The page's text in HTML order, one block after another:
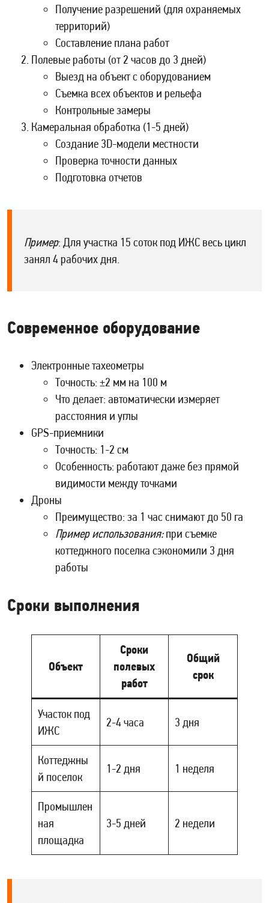
Получение разрешений (для охраняемых
территорий)
Составление плана работ
Полевые работы (от 2 часов до 3 дней)
Выезд на объект с оборудованием
Съемка всех объектов и рельефа
Контрольные замеры
Камеральная обработка (1-5 дней)
Создание 3D-модели местности
Проверка точности данных
Подготовка отчетов
Пример: Для участка 15 соток под ИЖС весь цикл
занял 4 рабочих дня.
Современное оборудование
Электронные тахеометры
Точность: ±2 мм на 100 м
Что делает: автоматически измеряет
расстояния и углы
GPS-приемники
Точность: 1-2 см
Особенность: работают даже без прямой
видимости между точками
Дроны
Преимущество: за 1 час снимают до 50 га
Пример использования:при съемке
коттеджного поселка сэкономили 3 дня
работы
Сроки выполнения
Объект
Сроки
полевых
работ
Общий
срок
Участок под
ИЖС
2-4 часа 3 дня
Коттеджны
й поселок
1-2 дня 1 неделя
Промышлен
ная
площадка
3-5 дней 2 недели